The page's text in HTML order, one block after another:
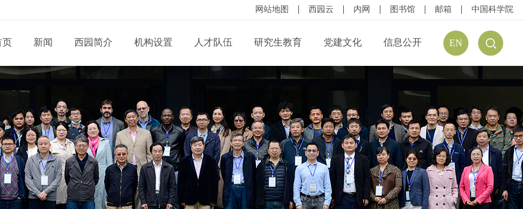
网站地图 西园云 内网 图书馆 邮箱 中国科学院
页 新闻 西园简介
现任领导
学位委员会
形象标识
机构设置
部门 管理系统
构 支撑系统
人才队伍
实验系列 其他系列
青促会小组 博士后流动站
人才招聘
研究生教育
招生信息
学位学科 导师队伍
学生工作 服务指南
联系我们
党建文化
党建动态 组织结构
廉政建设
党务公开 文化建设
党建专题 学习资源
信息公开
信息公开规定 信息公开指南
信息公开目录 预（决）算公开
依申请公开 年度报告
联系方式
EN